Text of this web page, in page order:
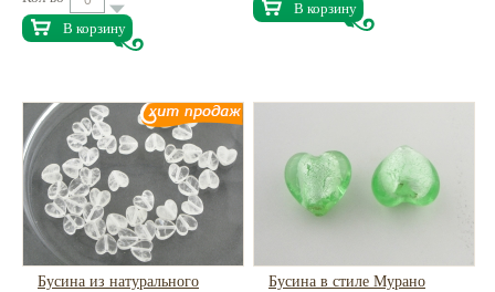
В корзину
В корзину
Бусина из натурального
Бусина в стиле Мурано